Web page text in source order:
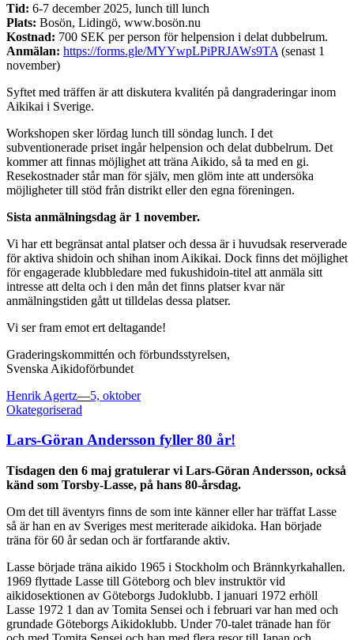
Tid: 6-7 december 2025, lunch till lunch
Plats: Bosön, Lidingö, www.bosön.nu
Kostnad: 700 SEK per person för helpension i delat dubbelrum.
Anmälan: https://forms.gle/MYYwpLPiPRJAWs9TA (senast 1
november)
Syftet med träffen är att diskutera kvalitén på dangraderingar inom
Aikikai i Sverige.
Workshopen sker lördag lunch till söndag lunch. I det
subventionerade priset ingår helpension och delat dubbelrum. Det
kommer att finnas möjlighet att träna Aikido, så ta med en gi.
Resekostnader står man för själv, men glöm inte att undersöka
möjligheter till stöd från distrikt eller den egna föreningen.
Sista anmälningsdag är 1 november.
Vi har ett begränsat antal platser och dessa är i huvudsak reserverade
för aktiva shidoin och shihan inom Aikikai. Dock finns det möjlighet
för engagerade klubbledare med fukushidoin-titel att anmäla sitt
intresse att delta och i den mån det finns platser kvar när
anmälningstiden gått ut tilldelas dessa platser.
Vi ser fram emot ert deltagande!
Graderingskommittén och förbundsstyrelsen,
Svenska Aikidoförbundet
Henrik Agertz—Posted
5, oktober
Okategoriserad
Lars-Göran Andersson fyller 80 år!
Tisdagen den 6 maj gratulerar vi Lars-Göran Andersson, också
känd som Torsby-Lasse, på hans 80-årsdag.
Om det till äventyrs finns de som inte känner eller har träffat Lasse
så är han en av Sveriges mest meriterade aikidoka. Han började
träna för 60 år sedan och är fortfarande aktiv.
Lasse började träna aikido 1965 i Stockholm och Brännkyrkahallen.
1969 flyttade Lasse till Göteborg och blev instruktör vid
aikidosektionen av Göteborgs Judoklubb. I januari 1972 erhöll
Lasse 1972 1 dan av Tomita Sensei och i februari var han med och
grundade Göteborgs Aikidoklubb. Under 70-talet tränade han för